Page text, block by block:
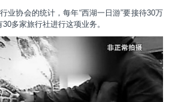
业协会的统计，每年“西湖一日游”要接待30万
多家旅行社进行这项业务。